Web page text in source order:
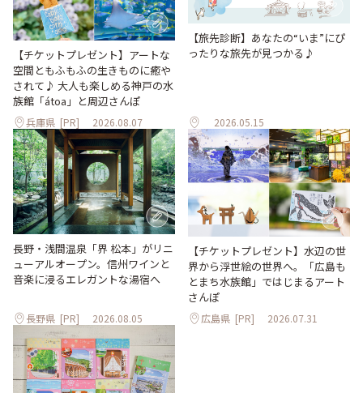
【チケットプレゼント】アートな
空間ともふもふの生きものに癒や
されて♪ 大人も楽しめる神戸の水
族館「átoa」と周辺さんぽ
兵庫県 [PR] 2026.08.07
【旅先診断】あなたの“いま”にぴ
ったりな旅先が見つかる♪
2026.05.15
長野・浅間温泉「界 松本」がリニ
ューアルオープン。信州ワインと
音楽に浸るエレガントな湯宿へ
長野県 [PR] 2026.08.05
【チケットプレゼント】水辺の世
界から浮世絵の世界へ。「広島も
とまち水族館」ではじまるアート
さんぽ
広島県 [PR] 2026.07.31